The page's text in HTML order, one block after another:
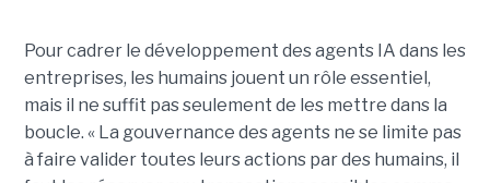
Pour cadrer le développement des agents IA dans les
entreprises, les humains jouent un rôle essentiel,
mais il ne suffit pas seulement de les mettre dans la
boucle. « La gouvernance des agents ne se limite pas
à faire valider toutes leurs actions par des humains, il